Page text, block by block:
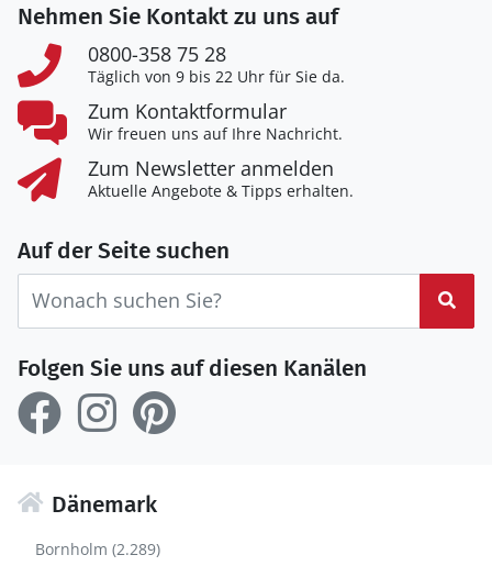
Nehmen Sie Kontakt zu uns auf
0800-358 75 28
Täglich von 9 bis 22 Uhr für Sie da.
Zum Kontaktformular
Wir freuen uns auf Ihre Nachricht.
Zum Newsletter anmelden
Aktuelle Angebote & Tipps erhalten.
Auf der Seite suchen
Folgen Sie uns auf diesen Kanälen
Dänemark
Bornholm (2.289)